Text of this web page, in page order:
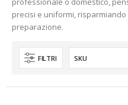
precisi e uniformi,
preparazione.
FILTRI